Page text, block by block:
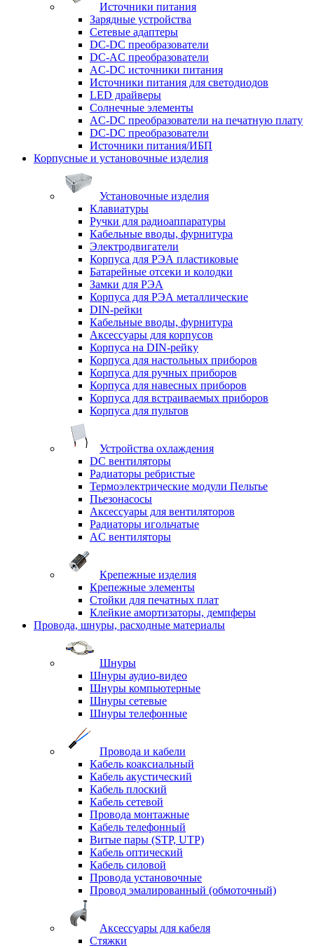
Источники питания
Зарядные устройства
Сетевые адаптеры
DC-DC преобразователи
DC-AC преобразователи
AC-DC источники питания
Источники питания для светодиодов
LED драйверы
Солнечные элементы
AC-DC преобразователи на печатную плату
DC-DC преобразователи
Источники питания/ИБП
Корпусные и установочные изделия
Установочные изделия
Клавиатуры
Ручки для радиоаппаратуры
Кабельные вводы, фурнитура
Электродвигатели
Корпуса для РЭА пластиковые
Батарейные отсеки и колодки
Замки для РЭА
Корпуса для РЭА металлические
DIN-рейки
Кабельные вводы, фурнитура
Аксессуары для корпусов
Корпуса на DIN-рейку
Корпуса для настольных приборов
Корпуса для ручных приборов
Корпуса для навесных приборов
Корпуса для встраиваемых приборов
Корпуса для пультов
Устройства охлаждения
DC вентиляторы
Радиаторы ребристые
Термоэлектрические модули Пельтье
Пьезонасосы
Аксессуары для вентиляторов
Радиаторы игольчатые
AC вентиляторы
Крепежные изделия
Крепежные элементы
Стойки для печатных плат
Клейкие амортизаторы, демпферы
Провода, шнуры, расходные материалы
Шнуры
Шнуры аудио-видео
Шнуры компьютерные
Шнуры сетевые
Шнуры телефонные
Провода и кабели
Кабель коаксиальный
Кабель акустический
Кабель плоский
Кабель сетевой
Провода монтажные
Кабель телефонный
Витые пары (STP, UTP)
Кабель оптический
Кабель силовой
Провода установочные
Провод эмалированный (обмоточный)
Аксессуары для кабеля
Стяжки